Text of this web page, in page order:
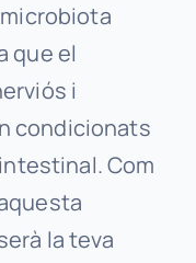
que el
i
condicionats
Com
la teva